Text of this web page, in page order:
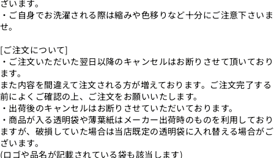
ざいます。
・ご自身でお洗濯される際は縮みや色移りなど十分にご注意下さいま
せ。
[ご注文について]
・ご注文いただいた翌日以降のキャンセルはお断りさせて頂いており
ます。
また内容を間違えて注文される方が増えております。ご注文完了する
前によくご確認の上、ご注文をお願いいたします。
・出荷後のキャンセルはお断りさせていただいております。
・商品が入る透明袋や薄葉紙はメーカー出荷時のものを利用しており
ますが、破損していた場合は当店既定の透明袋に入れ替える場合がご
ざいます。
(ロゴや品名が記載されている袋も該当します)